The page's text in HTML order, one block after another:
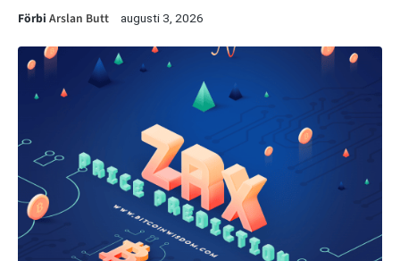
Förbi Arslan Butt augusti 3, 2026